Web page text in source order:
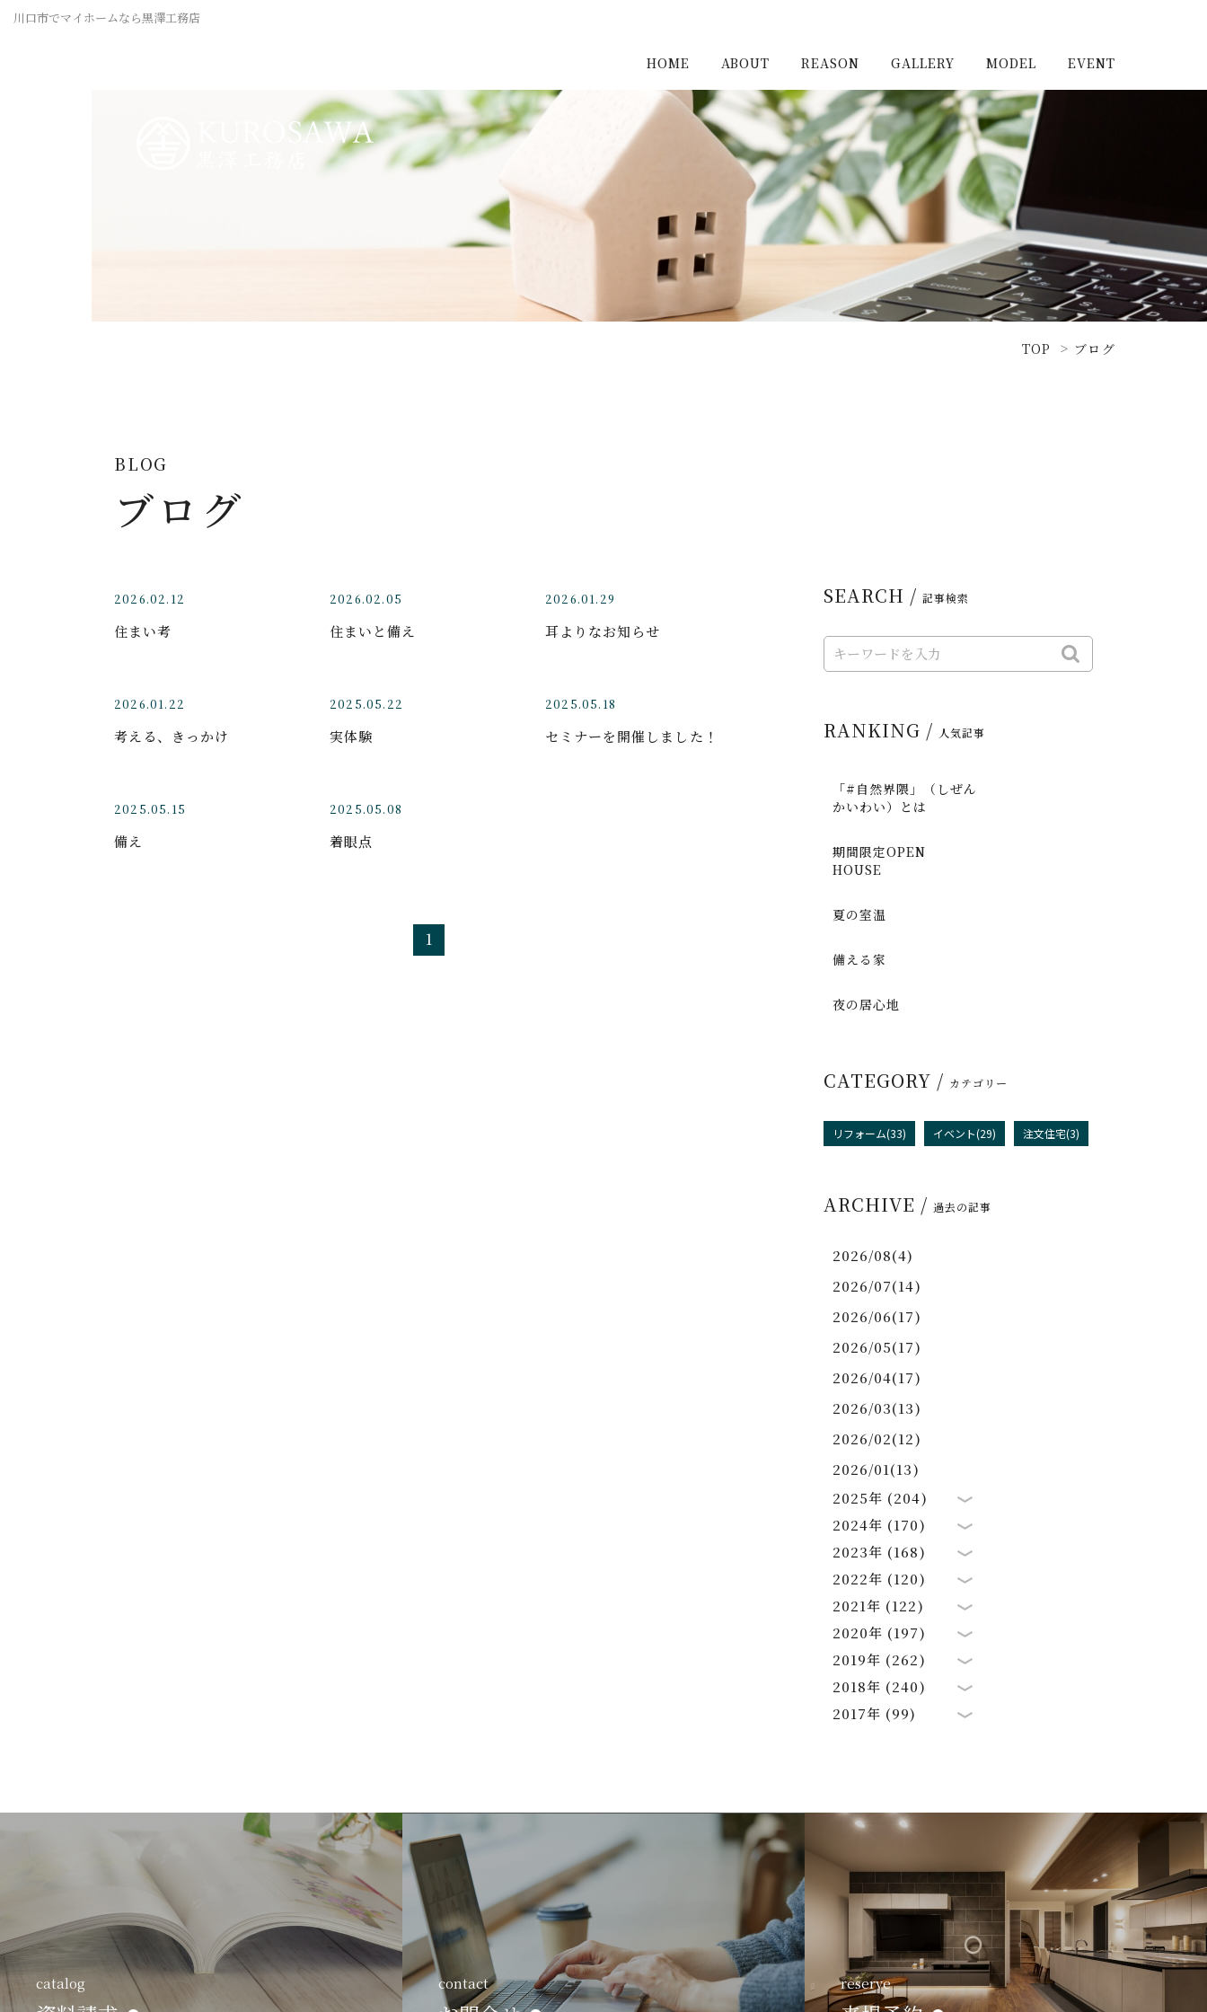
川口市でマイホームなら黒澤工務店
HOME ABOUT REASON GALLERY
施工実例（新築）
施工実例（リノベーショ
ン）
MODEL
浦和住宅公園
浦和住宅展示場Miraizu
大宮北ハウジングステージ
EVENT
TOP ブログ
BLOG
ブログ
2026.02.12
住まい考
2026.02.05
住まいと備え
2026.01.29
耳よりなお知らせ
2026.01.22
考える、きっかけ
2025.05.22
実体験
2025.05.18
セミナーを開催しました！
2025.05.15
備え
2025.05.08
着眼点
1
SEARCH / 記事検索
RANKING / 人気記事
「#自然界隈」（しぜん
かいわい）とは
期間限定OPEN
HOUSE
夏の室温
備える家
夜の居心地
CATEGORY / カテゴリー
リフォーム(33) イベント(29) 注文住宅(3)
ARCHIVE / 過去の記事
2026/08(4)
2026/07(14)
2026/06(17)
2026/05(17)
2026/04(17)
2026/03(13)
2026/02(12)
2026/01(13)
2025年 (204)
2024年 (170)
2023年 (168)
2022年 (120)
2021年 (122)
2020年 (197)
2019年 (262)
2018年 (240)
2017年 (99)
catalog contact reserve